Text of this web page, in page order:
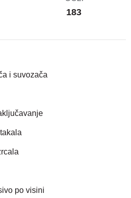
183
i suvozača
po visini
- Slavonska
102, Resnik